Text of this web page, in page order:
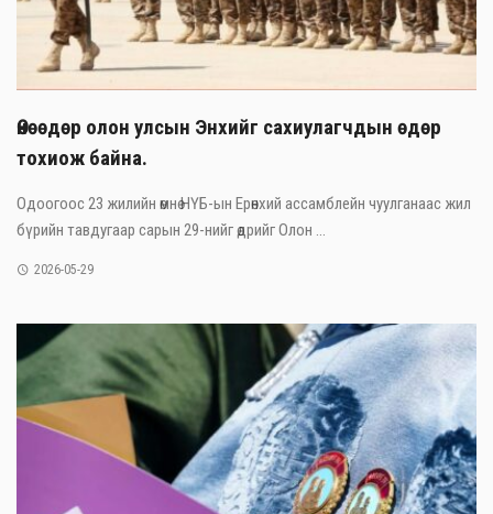
Өнөөдөр олон улсын Энхийг сахиулагчдын өдөр
тохиож байна.
Одоогоос 23 жилийн өмнө НҮБ-ын Ерөнхий ассамблейн чуулганаас жил
бүрийн тавдугаар сарын 29-нийг өдрийг Олон ...
2026-05-29